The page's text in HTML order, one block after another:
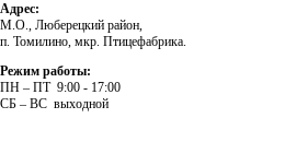
Адрес:
М.О., Люберецкий район,
п. Томилино, мкр. Птицефабрика.
Режим работы:
ПH – ПT 9:00 - 17:00
CБ – BC выходной